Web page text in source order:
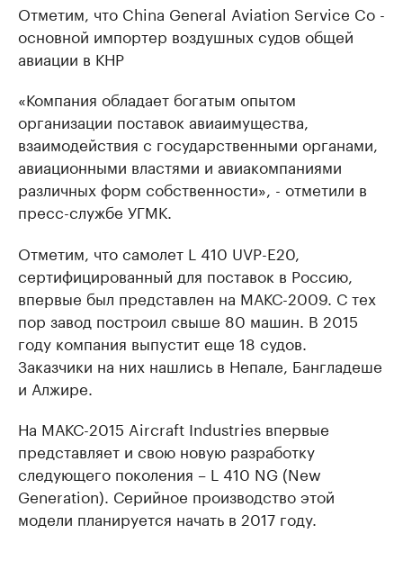
Отметим, что China General Aviation Service Co -
основной импортер воздушных судов общей
авиации в КНР
«Компания обладает богатым опытом
организации поставок авиаимущества,
взаимодействия с государственными органами,
авиационными властями и авиакомпаниями
различных форм собственности», - отметили в
пресс-службе УГМК.
Отметим, что самолет L 410 UVP-Е20,
сертифицированный для поставок в Россию,
впервые был представлен на МАКС-2009. С тех
пор завод построил свыше 80 машин. В 2015
году компания выпустит еще 18 судов.
Заказчики на них нашлись в Непале, Бангладеше
и Алжире.
На МАКС-2015 Aircraft Industries впервые
представляет и свою новую разработку
следующего поколения – L 410 NG (New
Generation). Серийное производство этой
модели планируется начать в 2017 году.